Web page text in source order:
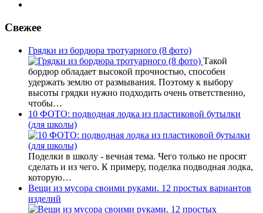
Свежее
Грядки из бордюра тротуарного (8 фото)
Такой
бордюр обладает высокой прочностью, способен
удержать землю от размывания. Поэтому к выбору
высоты грядки нужно подходить очень ответственно,
чтобы…
10 ФОТО: подводная лодка из пластиковой бутылки
(для школы)
Поделки в школу - вечная тема. Чего только не просят
сделать и из чего. К примеру, поделка подводная лодка,
которую…
Вещи из мусора своими руками. 12 простых вариантов
изделий